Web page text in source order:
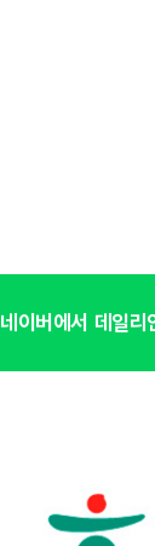
네이버에서 데일리